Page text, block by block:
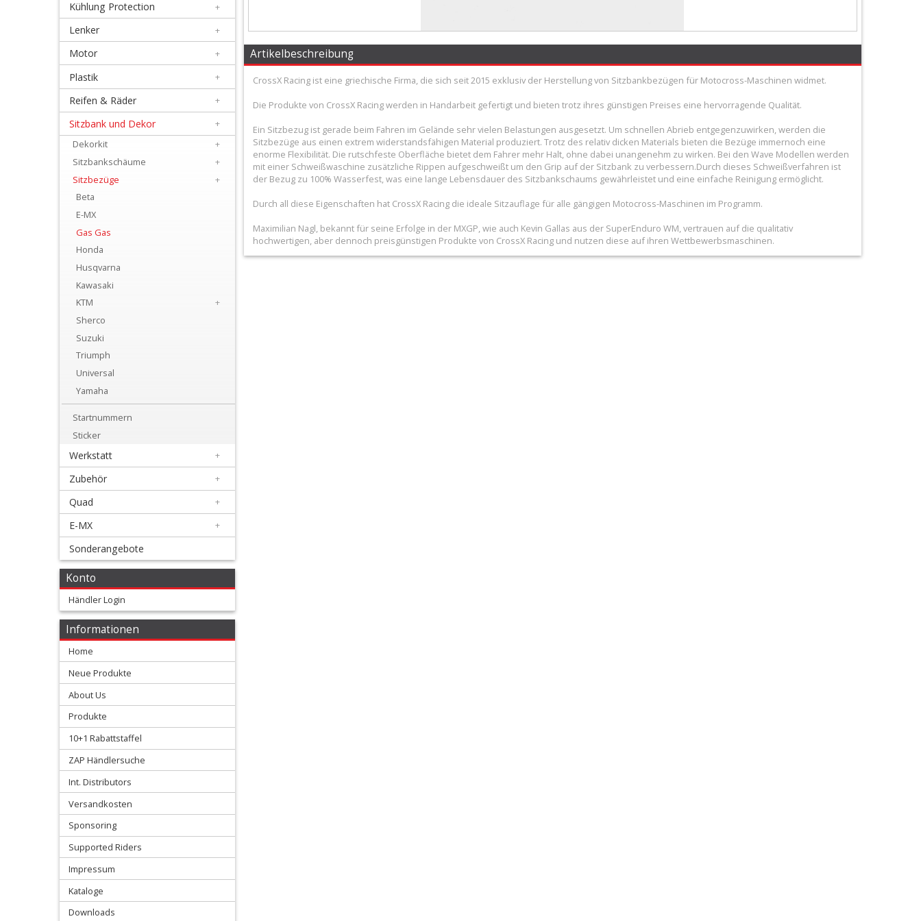
Schmierstoffe
Armaturen
Kühlung
Protection
Räder
Sitzbank
Dekor
Dekorkit
Sitzbankschäume
Sitzbezüge
Honda
Kühlung Protection +
Lenker +
Motor +
Plastik +
Reifen & Räder +
Sitzbank und Dekor
+
Dekorkit
+
Sitzbankschäume
+
Sitzbezüge
+
Beta
E-MX
Gas Gas
Honda
Husqvarna
Kawasaki
KTM
+
Sherco
Suzuki
Triumph
Universal
Yamaha
Startnummern
Sticker
Werkstatt +
Zubehör +
Quad +
E-MX +
Sonderangebote
Konto
Händler Login
Informationen
Home
Neue Produkte
About Us
Produkte
10+1 Rabattstaffel
ZAP Händlersuche
Int. Distributors
Versandkosten
Sponsoring
Supported Riders
Impressum
Kataloge
Downloads
Artikelbeschreibung
CrossX Racing ist eine griechische Firma, die sich seit 2015 exklusiv der Herstellung von Sitzbankbezügen für Motocross-Maschinen widmet.
Die Produkte von CrossX Racing werden in Handarbeit gefertigt und bieten trotz ihres günstigen Preises eine hervorragende Qualität.
Ein Sitzbezug ist gerade beim Fahren im Gelände sehr vielen Belastungen ausgesetzt. Um schnellen Abrieb entgegenzuwirken, werden die
Sitzbezüge aus einen extrem widerstandsfähigen Material produziert. Trotz des relativ dicken Materials bieten die Bezüge immernoch eine
enorme Flexibilität. Die rutschfeste Oberfläche bietet dem Fahrer mehr Halt, ohne dabei unangenehm zu wirken. Bei den Wave Modellen werden
mit einer Schweißwaschine zusätzliche Rippen aufgeschweißt um den Grip auf der Sitzbank zu verbessern.Durch dieses Schweißverfahren ist
der Bezug zu 100% Wasserfest, was eine lange Lebensdauer des Sitzbankschaums gewährleistet und eine einfache Reinigung ermöglicht.
Durch all diese Eigenschaften hat CrossX Racing die ideale Sitzauflage für alle gängigen Motocross-Maschinen im Programm.
Maximilian Nagl, bekannt für seine Erfolge in der MXGP, wie auch Kevin Gallas aus der SuperEnduro WM, vertrauen auf die qualitativ
hochwertigen, aber dennoch preisgünstigen Produkte von CrossX Racing und nutzen diese auf ihren Wettbewerbsmaschinen.